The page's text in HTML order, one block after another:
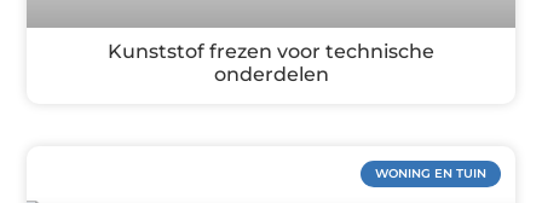
Kunststof frezen voor technische
onderdelen
WONING EN TUIN